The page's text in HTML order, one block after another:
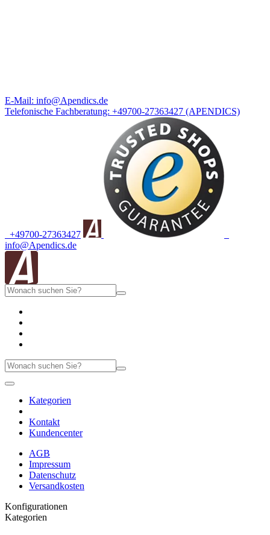
E-Mail: info@Apendics.de
Telefonische Fachberatung: +49700-27363427 (APENDICS)
+49700-27363427
info@Apendics.de
Kategorien
Kontakt
Kundencenter
AGB
Impressum
Datenschutz
Versandkosten
Konfigurationen
Kategorien